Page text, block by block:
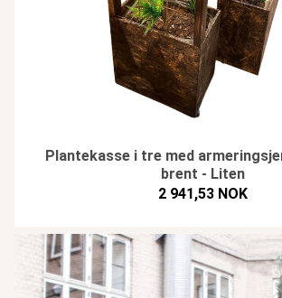
Plantekasse i tre med
brent - Liten
2 941,53 NOK